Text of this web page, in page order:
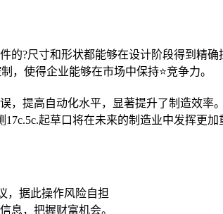
的?尺寸和形状都能够在设计阶段得到精
使得企业能够在市场中保持⭐竞争力。
，提高自动化水平，显著提升了制造效
起草口将在未来的制造业中发挥更
，据此操作风险自担
息，把握财富机会。